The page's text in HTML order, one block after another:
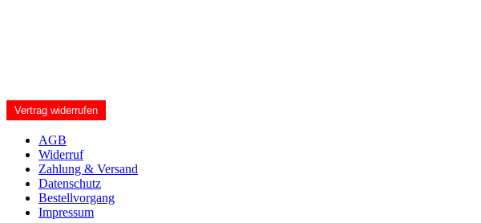
Vertrag widerrufen
AGB
Widerruf
Zahlung & Versand
Datenschutz
Bestellvorgang
Impressum